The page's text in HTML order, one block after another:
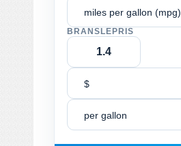
miles per gallon (mpg)
BRÄNSLEPRIS
$
per gallon